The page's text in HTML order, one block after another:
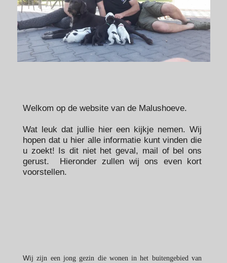
Welkom op de website van de Malushoeve.
Wat leuk dat jullie hier een kijkje nemen. Wij
hopen dat u hier alle informatie kunt vinden die
u zoekt! Is dit niet het geval, mail of bel ons
gerust. Hieronder zullen wij ons even kort
voorstellen.
Wij zijn een jong gezin die wonen in het buitengebied van